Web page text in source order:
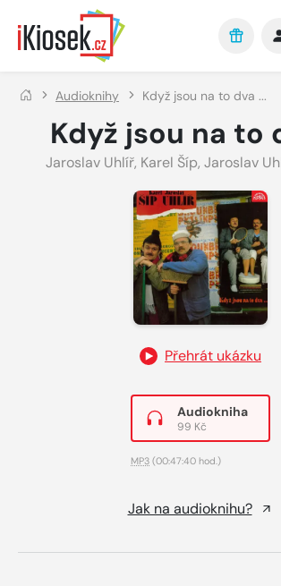
Přejít na hlavní obsah
Audioknihy Když jsou na to dva ...
Když jsou na to
Jaroslav Uhlíř, Karel Šíp, Jaroslav
Přehrát ukázku
Audiokniha
99 Kč
MP3 (00:47:40 hod.)
Jak na audioknihu?